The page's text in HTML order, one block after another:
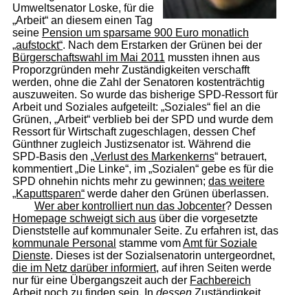
Umweltsenator Loske, für die
„Arbeit“ an diesem einen Tag
seine Pension um sparsame 900 Euro monatlich
„aufstockt“. Nach dem Erstarken der Grünen bei der
Bürgerschaftswahl im Mai 2011 mussten ihnen aus
Proporzgründen mehr Zuständigkeiten verschafft
werden, ohne die Zahl der Senatoren kostenträchtig
auszuweiten. So wurde das bisherige SPD-Ressort für
Arbeit und Soziales aufgeteilt: „Soziales“ fiel an die
Grünen, „Arbeit“ verblieb bei der SPD und wurde dem
Ressort für Wirtschaft zugeschlagen, dessen Chef
Günthner zugleich Justizsenator ist. Während die
SPD-Basis den „Verlust des Markenkerns“ betrauert,
kommentiert „Die Linke“, im „Sozialen“ gebe es für die
SPD ohnehin nichts mehr zu gewinnen; das weitere
„Kaputtsparen“werde daher den Grünen überlassen.
Wer aber kontrolliert nun das Jobcenter? Dessen
Homepage schweigt sich ausüber die vorgesetzte
Dienststelle auf kommunaler Seite. Zu erfahren ist, das
kommunale Personal stamme vomAmt für Soziale
Dienste. Dieses ist der Sozialsenatorin untergeordnet,
die im Netz darüber informiert, auf ihren Seiten werde
nur für eine Übergangszeit auch der Fachbereich
Arbeitnoch zu finden sein. In dessenZuständigkeit